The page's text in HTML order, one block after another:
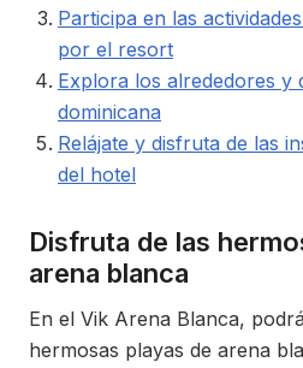
Participa en las
por el resort
Explora los alrededores y
dominicana
Relájate y disfruta de las
del hotel
Disfruta de las
arena blanca
En el Vik Arena Blanca,
hermosas playas de arena